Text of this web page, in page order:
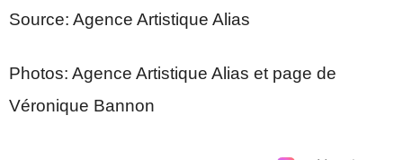
Source: Agence Artistique Alias
Photos: Agence Artistique Alias et page de
Véronique Bannon